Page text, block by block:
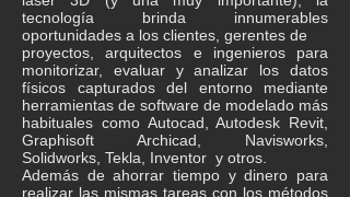
tecnología brinda innumerables
oportunidades a los clientes, gerentes de
proyectos, arquitectos e ingenieros para
monitorizar, evaluar y analizar los datos
físicos capturados del entorno mediante
herramientas de software de modelado más
habituales como Autocad, Autodesk Revit,
Graphisoft Archicad, Navisworks,
Solidworks, Tekla, Inventor y otros.
​Además de ahorrar tiempo y dinero para
realizar las mismas tareas con los métodos